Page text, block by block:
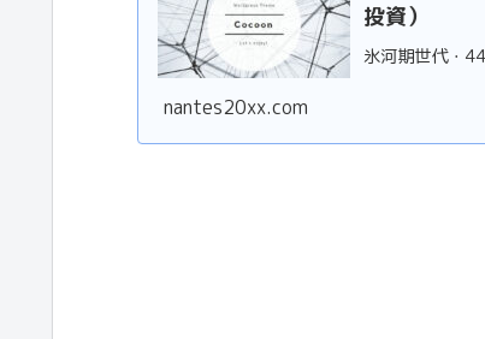
投資）
氷河期世代・
nantes20xx.com